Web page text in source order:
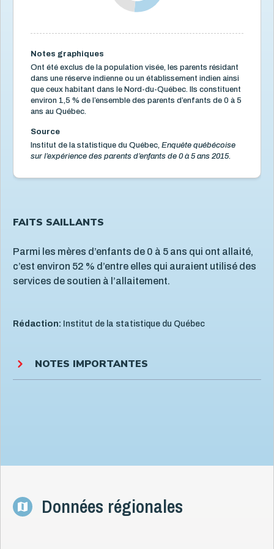
Santé mentale de l'enfant
Services éducatifs à l'enfance
Situation économique
Utilisation des écrans
Notes graphiques
Ont été exclus de la population visée, les parents résidant
dans une réserve indienne ou un établissement indien ainsi
que ceux habitant dans le Nord-du-Québec. Ils constituent
environ 1,5 % de l’ensemble des parents d’enfants de 0 à 5
ans au Québec.
Source
Institut de la statistique du Québec, Enquête québécoise
sur l’expérience des parents d’enfants de 0 à 5 ans 2015.
FAITS SAILLANTS
Parmi les mères d’enfants de 0 à 5 ans qui ont allaité,
c’est environ 52 % d’entre elles qui auraient utilisé des
services de soutien à l’allaitement.
Rédaction: Institut de la statistique du Québec
NOTES IMPORTANTES
Données régionales